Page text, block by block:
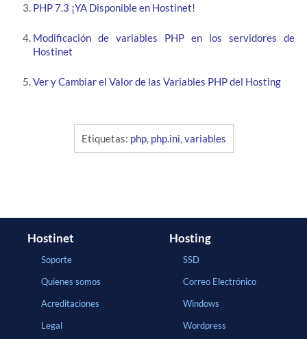
PHP 7.3 ¡YA Disponible en Hostinet!
Modificación de variables PHP en los servidores de
Hostinet
Ver y Cambiar el Valor de las Variables PHP del Hosting
Etiquetas: php, php.ini variables
Hostinet
Soporte
Quienes somos
Acreditaciones
Legal
Hosting
SSD
Correo Electrónico
Windows
Wordpress